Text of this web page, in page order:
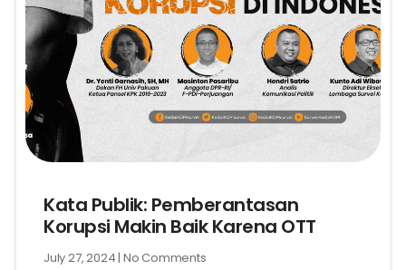
Kata Publik: Pemberantasan
Korupsi Makin Baik Karena OTT
July 27, 2024 No Comments